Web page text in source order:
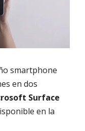
smartphone
en dos
Surface
en la